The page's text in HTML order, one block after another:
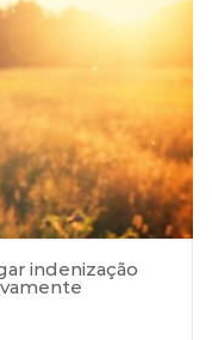
indenização